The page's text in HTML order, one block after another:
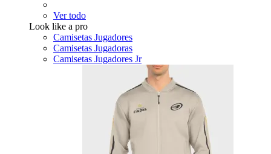
Ver todo
Look like a pro
Camisetas Jugadores
Camisetas Jugadoras
Camisetas Jugadores Jr